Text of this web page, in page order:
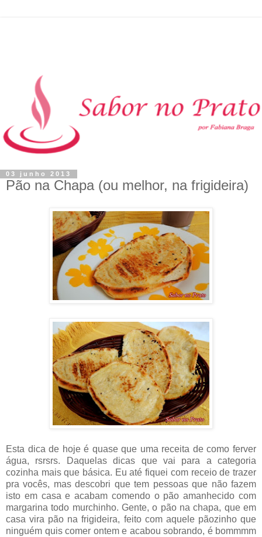
03 junho 2013
Pão na Chapa (ou melhor, na frigideira)
Esta dica de hoje é quase que uma receita de como ferver
água, rsrsrs. Daquelas dicas que vai para a categoria
cozinha mais que básica. Eu até fiquei com receio de trazer
pra vocês, mas descobri que tem pessoas que não fazem
isto em casa e acabam comendo o pão amanhecido com
margarina todo murchinho. Gente, o pão na chapa, que em
casa vira pão na frigideira, feito com aquele pãozinho que
ninguém quis comer ontem e acabou sobrando, é bommmm